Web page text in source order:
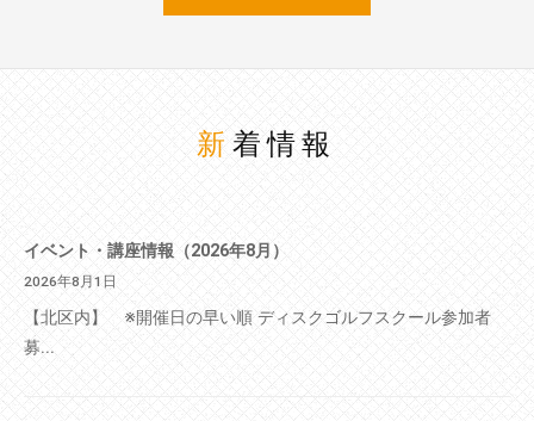
新着情報
イベント・講座情報（2026年8月）
2026年8月1日
【北区内】 ※開催日の早い順 ディスクゴルフスクール参加者
募...